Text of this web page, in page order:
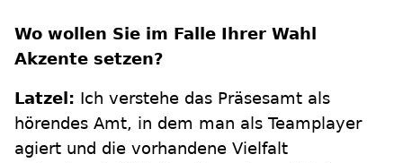
Wo wollen Sie im Falle Ihrer Wahl
Akzente setzen?
Latzel: Ich verstehe das Präsesamt als
hörendes Amt, in dem man als Teamplayer
agiert und die vorhandene Vielfalt